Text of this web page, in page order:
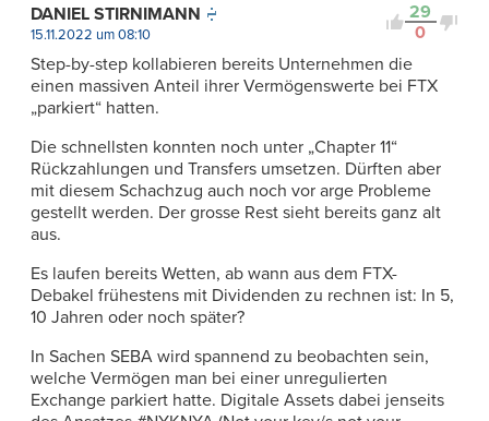
29
0
DANIEL STIRNIMANN
15.11.2022 um 08:10
Step-by-step kollabieren bereits Unternehmen die
einen massiven Anteil ihrer Vermögenswerte bei FTX
„parkiert“ hatten.
Die schnellsten konnten noch unter „Chapter 11“
Rückzahlungen und Transfers umsetzen. Dürften aber
mit diesem Schachzug auch noch vor arge Probleme
gestellt werden. Der grosse Rest sieht bereits ganz alt
aus.
Es laufen bereits Wetten, ab wann aus dem FTX-
Debakel frühestens mit Dividenden zu rechnen ist: In 5,
10 Jahren oder noch später?
In Sachen SEBA wird spannend zu beobachten sein,
welche Vermögen man bei einer unregulierten
Exchange parkiert hatte. Digitale Assets dabei jenseits